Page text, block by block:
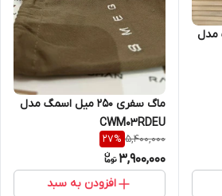
مدل
ماگ سفری 250 میل اسمگ مدل
CWM03RDEU
5,400,000
27%
3,900,000
افزودن به سبد